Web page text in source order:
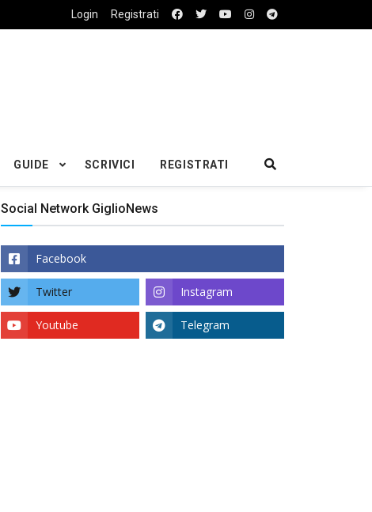
Login Registrati
GUIDE SCRIVICI REGISTRATI
Social Network GiglioNews
Facebook
Twitter Instagram
Youtube Telegram